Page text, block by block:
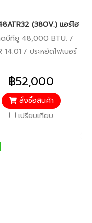
คอยล์เปลือย Duct
(380V.) แอร์ไฮเ
ดบีทียู 48,000 BTU. /
14.01 / ประหยัดไฟเบอร์
พรสเซอร์ 10 ปี อะไหล่อื่นๆ
5 ปี
฿52,000
สั่งซื้อสินค้า
เปรียบเทียบ